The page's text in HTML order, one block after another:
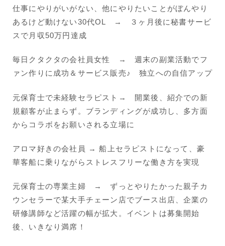
仕事にやりがいがない、他にやりたいことがぼんやり
あるけど動けない30代OL → ３ヶ月後に秘書サービ
スで月収50万円達成
毎日クタクタの会社員女性 → 週末の副業活動でフ
ァン作りに成功＆サービス販売♪ 独立への自信アップ
元保育士で未経験セラピスト→ 開業後、紹介での新
規顧客が止まらず。ブランディングが成功し、多方面
からコラボをお願いされる立場に
アロマ好きの会社員 → 船上セラピストになって、豪
華客船に乗りながらストレスフリーな働き方を実現
元保育士の専業主婦 → ずっとやりたかった親子カ
ウンセラーで某大手チェーン店でブース出店、企業の
研修講師など活躍の幅が拡大。イベントは募集開始
後、いきなり満席！